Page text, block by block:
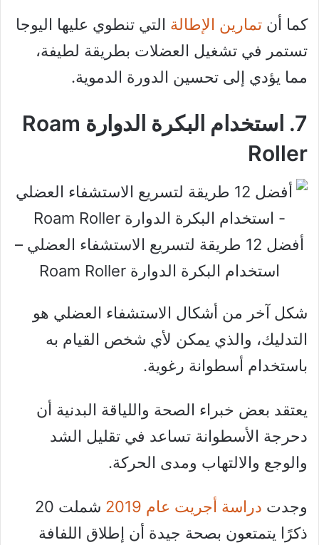
كما أن تمارين الإطالة التي تنطوي عليها اليوجا
تستمر في تشغيل العضلات بطريقة لطيفة،
مما يؤدي إلى تحسين الدورة الدموية.
7. استخدام البكرة الدوارة Roam
Roller
أفضل 12 طريقة لتسريع الاستشفاء العضلي –
استخدام البكرة الدوارة Roam Roller
شكل آخر من أشكال الاستشفاء العضلي هو
التدليك، والذي يمكن لأي شخص القيام به
باستخدام أسطوانة رغوية.
يعتقد بعض خبراء الصحة واللياقة البدنية أن
دحرجة الأسطوانة تساعد في تقليل الشد
والوجع والالتهاب ومدى الحركة.
وجدت دراسة أجريت عام 2019
شملت 20
ذكرًا يتمتعون بصحة جيدة أن إطلاق اللفافة